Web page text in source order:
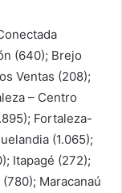
(640); Brejo
Ventas (208);
– Centro
Fortaleza-
(1.065);
Itapagé (272);
Maracanaú